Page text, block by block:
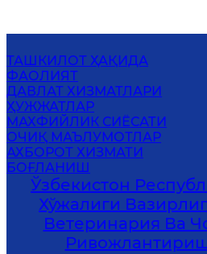
ТАШКИЛОТ ҲАҚИДА
ФАОЛИЯТ
ДАВЛАТ ХИЗМАТЛАРИ
ҲУЖЖАТЛАР
МАХФИЙЛИК СИЁСАТИ
ОЧИҚ МАЪЛУМОТЛАР
АХБОРОТ ХИЗМАТИ
БОҒЛАНИШ
Ўзбекистон
Хўжалиги
Ветеринария Ва